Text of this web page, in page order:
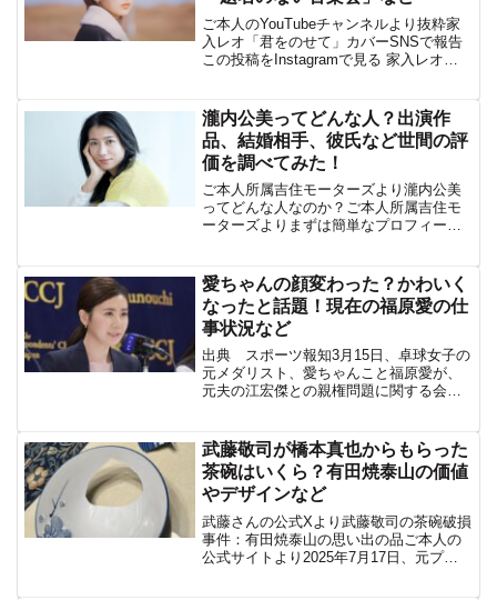
ご本人のYouTubeチャンネルより抜粋家
入レオ「君をのせて」カバーSNSで報告
この投稿をInstagramで見る 家入レオ
ない音...
瀧内公美ってどんな人？出演作
品、結婚相手、彼氏など世間の評
価を調べてみた！
ご本人所属吉住モーターズより瀧内公美
ってどんな人なのか？ご本人所属吉住モ
ーターズよりまずは簡単なプロフィール
出身で、身長167cm。吉住モータース所
属。高校生の...
愛ちゃんの顔変わった？かわいく
なったと話題！現在の福原愛の仕
事状況など
出典 スポーツ報知3月15日、卓球女子の
元メダリスト、愛ちゃんこと福原愛が、
元夫の江宏傑との親権問題に関する会見
な声が上がっている。記者会見での福原
愛出典 中日新聞出...
武藤敬司が橋本真也からもらった
茶碗はいくら？有田焼泰山の価値
やデザインなど
武藤さんの公式Xより武藤敬司の茶碗破損
事件：有田焼泰山の思い出の品ご本人の
公式サイトより2025年7月17日、元プロ